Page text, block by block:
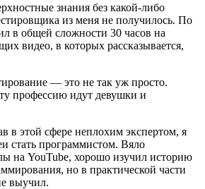
знания без какой-либо
из меня не получилось. По
в общей сложности 30 часов на
видео, в которых рассказывается,
— это не так уж просто.
профессию идут девушки и
в этой сфере неплохим экспертом, я
стать программистом. Вяло
на YouTube, хорошо изучил историю
но в практической части
выучил.